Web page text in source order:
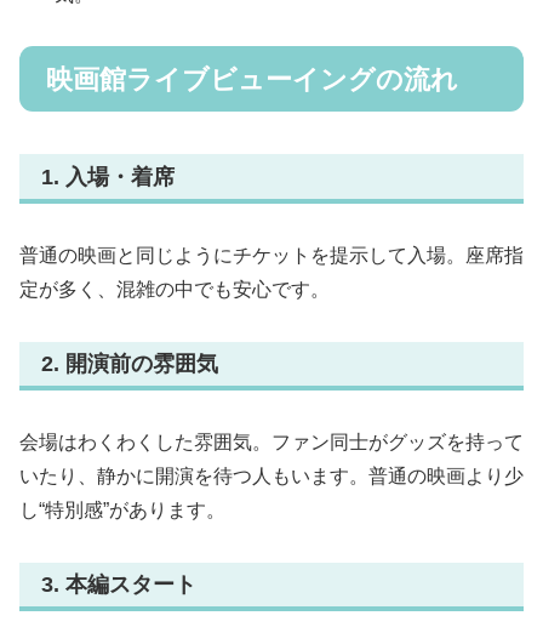
映画館ライブビューイングの流れ
1. 入場・着席
普通の映画と同じようにチケットを提示して入場。座席指
定が多く、混雑の中でも安心です。
2. 開演前の雰囲気
会場はわくわくした雰囲気。ファン同士がグッズを持って
いたり、静かに開演を待つ人もいます。普通の映画より少
し“特別感”があります。
3. 本編スタート